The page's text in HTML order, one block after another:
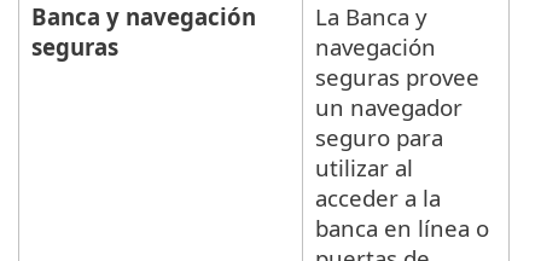
Banca y navegación
seguras
La Banca y
navegación
seguras provee
un navegador
seguro para
utilizar al
acceder a la
banca en línea o